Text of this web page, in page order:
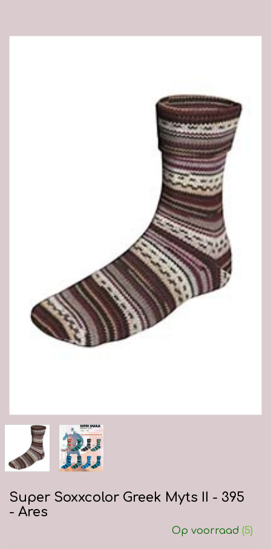
Super Soxxcolor Greek Myts II - 395
- Ares
Op voorraad (5)